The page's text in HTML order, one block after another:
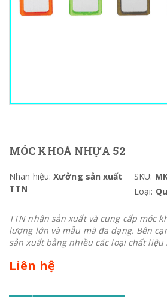
MÓC KHOÁ NHỰA 52
Nhãn hiệu: Xưởng sản xuất
TTN
SKU:
Loại:
TTN nhận sản xuất và cung cấp móc
lượng lớn và mẫu mã đa dạng. Bên
sản xuất bằng nhiều các loại chất liệu
Liên hệ